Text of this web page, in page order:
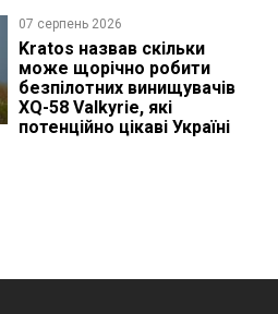
07 серпень 2026
Kratos назвав скільки
може щорічно робити
безпілотних винищувачів
XQ-58 Valkyrie, які
потенційно цікаві Україні